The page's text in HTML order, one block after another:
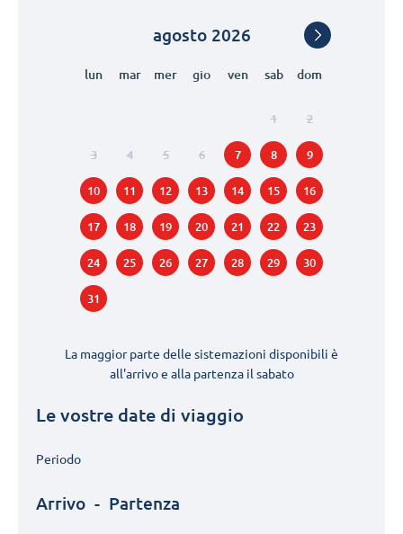
La maggior parte delle sistemazioni disponibili è
all'arrivo e alla partenza il sabato
Le vostre date di viaggio
Periodo
Arrivo - Partenza
agosto 2026
lun mar mer gio ven sab dom
1 2
3 4 5 6 7 8 9
10 11 12 13 14 15 16
17 18 19 20 21 22 23
24 25 26 27 28 29 30
31